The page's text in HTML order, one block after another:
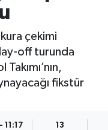
çekimi
off turunda
fikstür
11:17 13